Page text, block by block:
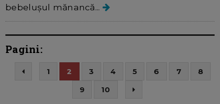
bebelușul mănancă...
Pagini:
1 2 3 4 5 6 7
8
9
10